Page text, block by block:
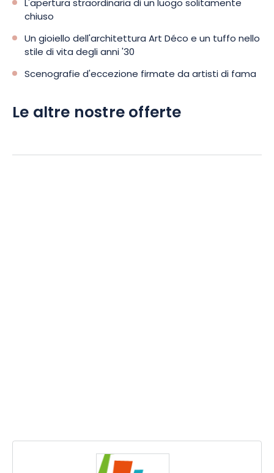
L'apertura straordinaria di un luogo solitamente
chiuso
Un gioiello dell'architettura Art Déco e un tuffo nello
stile di vita degli anni '30
Scenografie d'eccezione firmate da artisti di fama
Le altre nostre offerte